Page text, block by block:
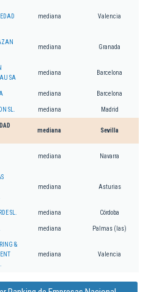
mediana Valencia
mediana Granada
SA
mediana Barcelona
mediana Barcelona
SL. mediana Madrid
mediana Sevilla
mediana Navarra
mediana Asturias
SL. mediana Córdoba
mediana Palmas (las)
&
mediana Valencia